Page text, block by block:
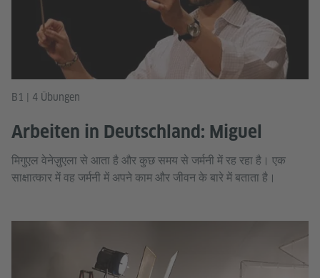
B1 | 4 Übungen
Arbeiten in Deutschland: Miguel
मिगुएल वेनेज़ुएला से आता है और कुछ समय से जर्मनी में रह रहा है। एक
साक्षात्कार में वह जर्मनी में अपने काम और जीवन के बारे में बताता है।